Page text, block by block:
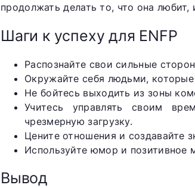
продолжать делать то, что она
Шаги к успеху для ENFP
Распознайте свои сильные
Окружайте себя людьми,
Не бойтесь выходить из зоны
Учитесь управлять своим
чрезмерную загрузку.
Цените отношения и создавайте
Используйте юмор и позитивное
Вывод